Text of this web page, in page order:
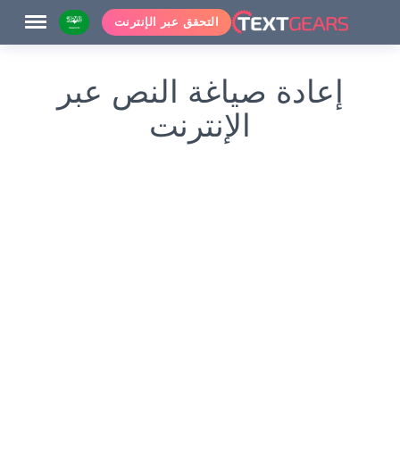
التحقق عبر الإنترنت
إعادة صياغة النص عبر
الإنترنت